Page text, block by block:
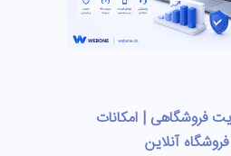
فروشگاهی | امکانات
آنلاین